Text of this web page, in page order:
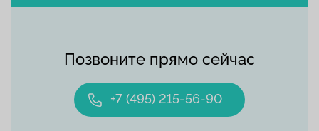
Позвоните прямо сейчас
+7 (495) 215-56-90